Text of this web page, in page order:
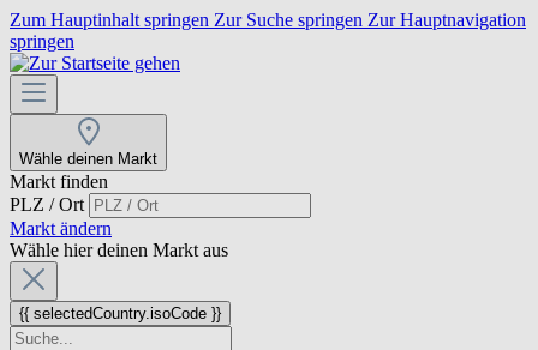
Zum Hauptinhalt springen Zur Suche springen Zur Hauptnavigation
springen
Wähle deinen Markt
Markt finden
PLZ / Ort
Markt ändern
Wähle hier deinen Markt aus
{{ selectedCountry.isoCode }}